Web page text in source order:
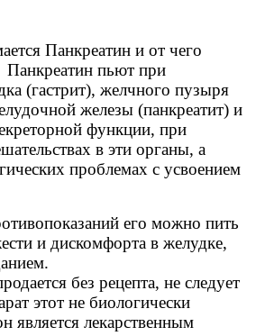
Панкреатин и от чего
Панкреатин пьют при
(гастрит), желчного пузыря
железы (панкреатит) и
функции, при
в эти органы, а
проблемах с усвоением
его можно пить
и дискомфорта в желудке,
без рецепта, не следует
этот не биологически
является лекарственным